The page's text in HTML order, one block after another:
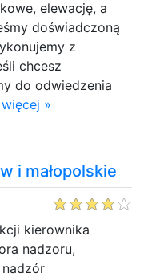
elewację, a
doświadczoną
z
chcesz
do odwiedzenia
»
i małopolskie
kierownika
nadzoru,